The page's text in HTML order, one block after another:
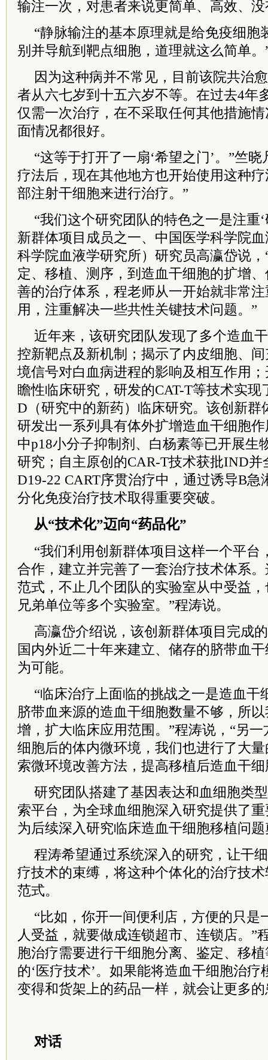
输注一次，对患者来说更简单、高效、
“静脉输注的基本原理就是给免疫细胞
别并导航到靶点细胞，道理就这么简单。
因为这种病并不常见，目前该院共治
者从六七岁到十五六岁不等。在过去4年
仅需一次治疗，在不采取任何其他措施
面情况都很好。
“这等于打开了一扇‘希望之门’。”竺
疗法后，现在其他地方也开始使用这种
部注射干细胞来进行治疗。”
“我们这个研究团队的特色之一是注重‘
新群体项目成员之一、中国医学科学院
科学院血液学研究所）研究员高瀛岱说
定、移植、测序，到造血干细胞的扩增
善的治疗体系，程老师从一开始就非常
用，注重解决一些共性关键技术问题。”
近年来，该研究团队发现了多个造血
控新靶点及新机制；揭示了内皮细胞、
境信号对白血病进程的影响及相互作用
瞻性临床研究，研发的CAT-T等技术实
D（研究中的新药）临床研究。该创新群
研发出一系列具有体外扩增造血干细胞
中p18小分子抑制剂、白杨素等已开展生
研究；自主原创的CAR-T技术获批IND并
D19-22 CART序贯治疗中，通过诱导B急
分化免疫治疗技术取得重要突破。
从“技术化”迈向“药品化”
“我们利用创新群体项目这样一个平台
合作，建立并完善了一套治疗技术体系
范式，不止几个团队的实验室从中受益
兄弟单位等多个实验室。”程涛说。
高瀛岱介绍说，该创新群体项目完成
国内外近二十年来建立、储存的脐带血
为可能。
“临床治疗上面临的挑战之一是造血干
脐带血来源的造血干细胞数量不够，所
增，扩大临床应用范围。”程涛说，“另
细胞后的体内微环境，我们也进行了大
索微环境改善方法，提高移植后造血干
研究团队搭建了基因表达和血细胞类
索平台，为全球血细胞深入研究提供了
为后续深入研究临床造血干细胞移植问
程涛希望通过系统深入的研究，让干
疗技术的束缚，将这种个体化的治疗技
范式。
“比如，你开一间便利店，方便的只是
人受益，就要做成连锁超市、连锁店。”
胞治疗需要进行干细胞分离、鉴定、移
的‘医疗技术’。如果能将造血干细胞治
变得和货架上的药品一样，就会让更多
对话